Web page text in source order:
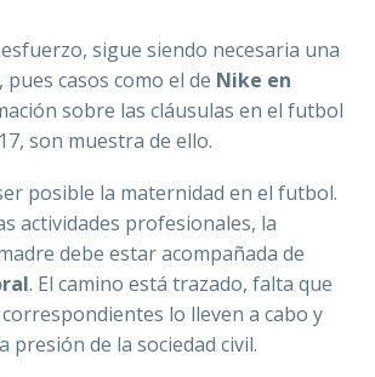
sigue siendo necesaria una
casos como el de Nike en
sobre las cláusulas en el futbol
son muestra de ello.
posible la maternidad en el futbol.
actividades profesionales, la
debe estar acompañada de
. El camino está trazado, falta que
lo lleven a cabo y
presión de la sociedad civil.